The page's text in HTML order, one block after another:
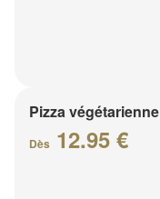
Pizza végétarienne
Dès 12.95 €